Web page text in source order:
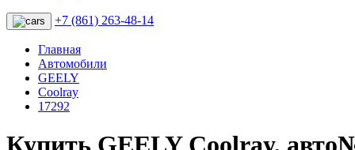
+7 (861) 263-48-14
Главная
Автомобили
GEELY
Coolray
17292